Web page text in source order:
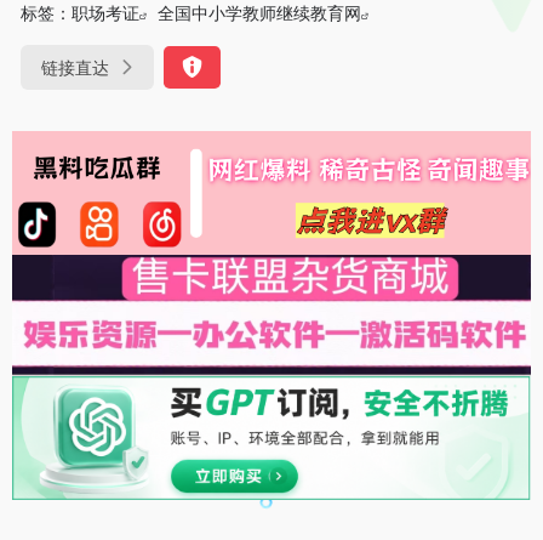
标签： 职场考证 全国中小学教师继续教育网
链接直达